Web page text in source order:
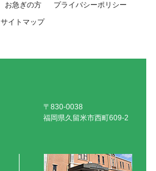
お急ぎの方
プライバシーポリシー
サイトマップ
〒830-0038
福岡県久留米市西町609-2